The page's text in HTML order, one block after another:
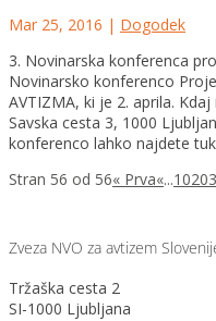
Mar 25, 2016 | Dogodek
3. Novinarska konferenca
Novinarsko konferenco
AVTIZMA, ki je 2. aprila.
Savska cesta 3, 1000
konferenco lahko najdete
Stran 56 od 56« Prva«...1020
Zveza NVO za avtizem
Tržaška cesta 2
SI-1000 Ljubljana